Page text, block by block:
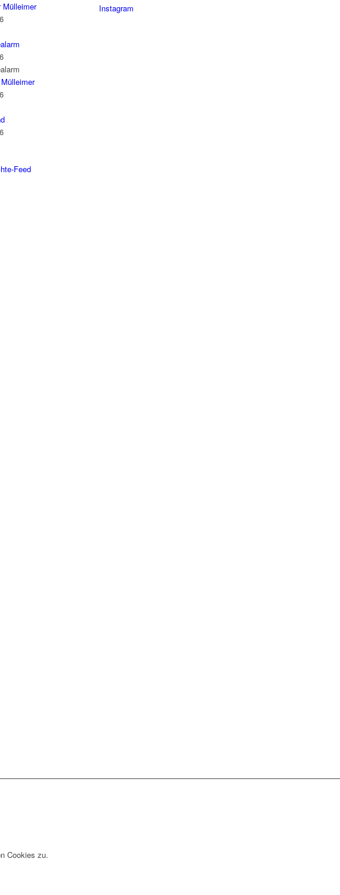
Mülleimer
Feed
Instagram
Cookies zu.